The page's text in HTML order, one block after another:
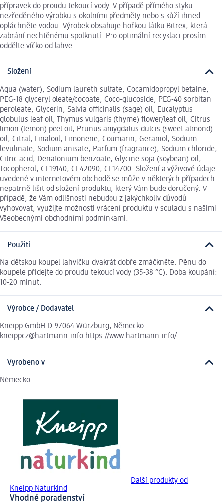
přípravek do proudu tekoucí vody. V případě přímého styku
nezředěného výrobku s okolními předměty nebo s kůží ihned
opláchněte vodou. Výrobek obsahuje hořkou látku Bitrex, která
zabrání nechtěnému spolknutí. Pro optimální recyklaci prosím
oddělte víčko od lahve.
Složení
Aqua (water), Sodium laureth sulfate, Cocamidopropyl betaine,
PEG-18 glyceryl oleate/cocoate, Coco-glucoside, PEG-40 sorbitan
peroleate, Glycerin, Salvia officinalis (sage) oil, Eucalyptus
globulus leaf oil, Thymus vulgaris (thyme) flower/leaf oil, Citrus
limon (lemon) peel oil, Prunus amygdalus dulcis (sweet almond)
oil, Citral, Linalool, Limonene, Coumarin, Geraniol, Sodium
levulinate, Sodium anisate, Parfum (fragrance), Sodium chloride,
Citric acid, Denatonium benzoate, Glycine soja (soybean) oil,
Tocopherol, CI 19140, CI 42090, CI 14700. Složení a výživové údaje
uvedené v internetovém obchodě se může v některých případech
nepatrně lišit od složení produktu, který Vám bude doručený. V
případě, že Vám odlišnosti nebudou z jakýchkoliv důvodů
vyhovovat, využijte možnosti vrácení produktu v souladu s našimi
Všeobecnými obchodními podmínkami.
Použití
Na dětskou koupel lahvičku dvakrát dobře zmáčkněte. Pěnu do
koupele přidejte do proudu tekoucí vody (35-38 °C). Doba koupání:
10-20 minut.
Výrobce / Dodavatel
Kneipp GmbH D-97064 Würzburg, Německo
kneippcz@hartmann.info https://www.hartmann.info/
Vyrobeno v
Německo
Další produkty od
Kneipp Naturkind
Vhodné poradenství